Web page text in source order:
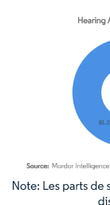
Image © Mordor